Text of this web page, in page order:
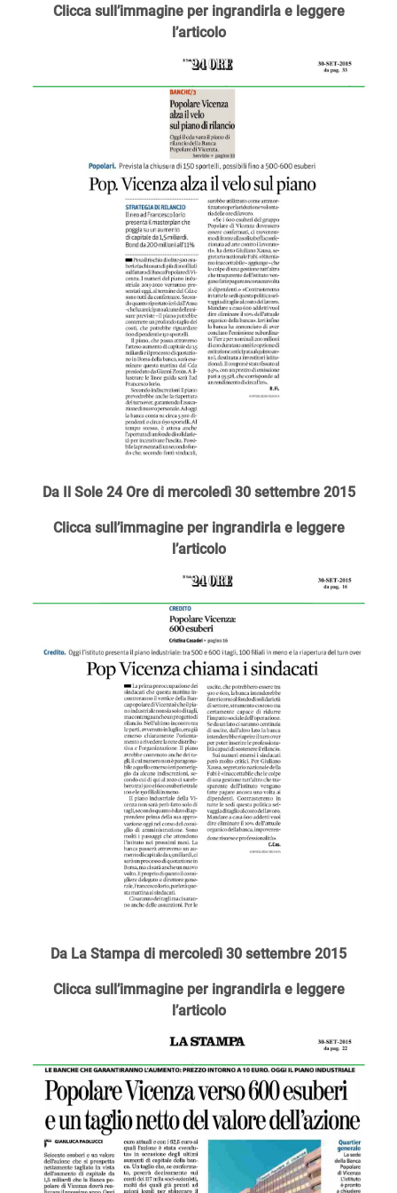
Clicca sull’immagine per ingrandirla e leggere
l’articolo
Da Il Sole 24 Ore di mercoledì 30 settembre 2015
Clicca sull’immagine per ingrandirla e leggere
l’articolo
Da La Stampa di mercoledì 30 settembre 2015
Clicca sull’immagine per ingrandirla e leggere
l’articolo